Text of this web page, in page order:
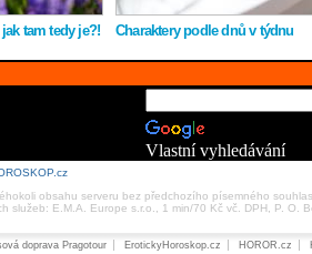
tam tedy je?! Charaktery podle dnů v týdnu
Vlastní vyhledávání
obsahu serveru bez předchozího písemného
služeb: E.M.A. Europe s.r.o., 1 min/70 Kč vč. DPH, P. O.
doprava Pragotour ErotickyHoroskop.cz HOROR.cz